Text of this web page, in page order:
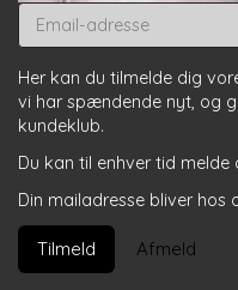
Email-
adresse
Her kan du tilmelde dig
vi har spændende nyt, og
kundeklub.
Du kan til enhver tid melde
Din mailadresse bliver hos
Tilmeld Afmeld